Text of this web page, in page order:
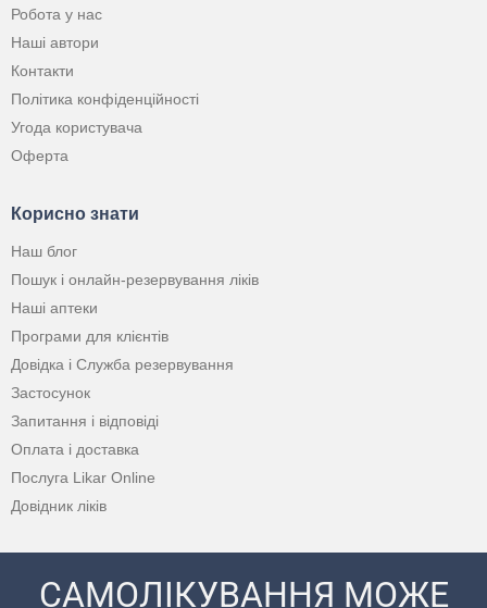
Робота у нас
Наші автори
Контакти
Політика конфіденційності
Угода користувача
Оферта
Корисно знати
Наш блог
Пошук і онлайн-резервування ліків
Наші аптеки
Програми для клієнтів
Довідка і Служба резервування
Застосунок
Запитання і відповіді
Оплата і доставка
Послуга Likar Online
Довідник ліків
САМОЛІКУВАННЯ МОЖЕ